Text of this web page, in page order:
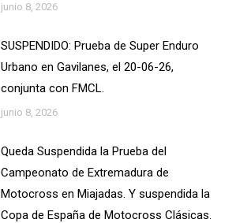
junio 8, 2026
SUSPENDIDO: Prueba de Super Enduro
Urbano en Gavilanes, el 20-06-26,
conjunta con FMCL.
junio 8, 2026
Queda Suspendida la Prueba del
Campeonato de Extremadura de
Motocross en Miajadas. Y suspendida la
Copa de España de Motocross Clásicas.